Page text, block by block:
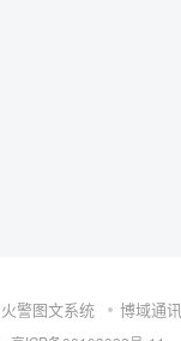
火警图文系统 博域通讯